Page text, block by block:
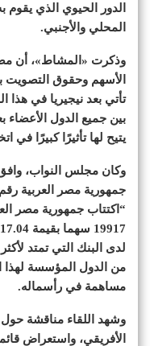
الدور الحيوي الذي
المحلي والأجنبي.
وذكرت «المشاط»، أن
الأسهم وحقوق التصويت
تأتي بعد نيجيريا في هذا
بين جميع الدول الأعضاء
يتيح لها تأثيرًا كبيرًا في
وكان مجلس النواب،
“اكتتاب جمهورية مصر
من الدول المؤسسة لهذا
مساهمة في رأسماله.
وشهد اللقاء مناقشة حول
الأفريقي، واستعراض